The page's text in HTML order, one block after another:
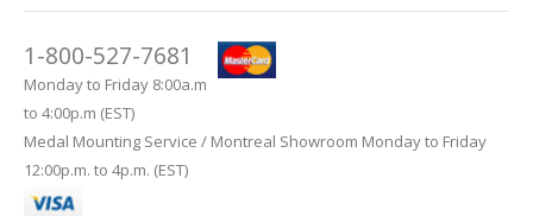
1-800-527-7681
Monday to Friday 8:00a.m
to 4:00p.m (EST)
Medal Mounting Service / Montreal Showroom Monday to Friday
12:00p.m. to 4p.m. (EST)